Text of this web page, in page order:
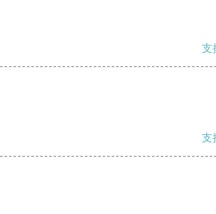
支
支